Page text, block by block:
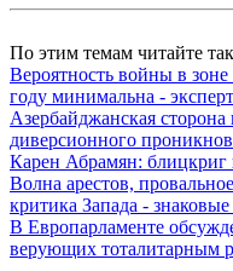
По этим темам читайте
Вероятность войны в
году минимальна - эксперт
Азербайджанская
диверсионного
Карен Абрамян: блицкриг
Волна арестов,
критика Запада -
В Европарламенте
верующих тоталитарным